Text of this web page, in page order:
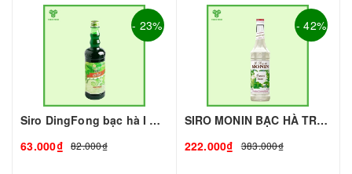
- 23%
Siro DingFong bạc hà I Nguyên Liệu Pha Chế - Tobee Food
63.000₫ 82.000₫
- 42%
SIRO MONIN BẠC HÀ TRẮNG - 700ML - MONIN | Nguyên liệu pha chế - TOBEE FOOD
222.000₫
383.000₫